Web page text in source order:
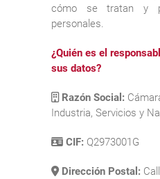
cómo se tratan y
personales.
¿Quién es el
sus datos?
Razón Social:
Industria, Servicios y
CIF: Q2973001G
Dirección Postal: